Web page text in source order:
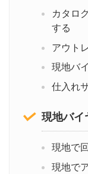
カタロ
する
アウト
現地バ
仕入れ
現地バイ
現地で
現地で